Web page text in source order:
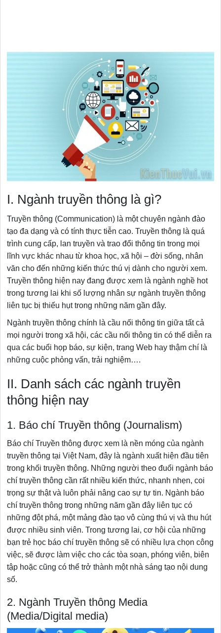
I. Ngành truyền thông là gì?
Truyền thông (Communication) là một chuyên ngành đào
tạo đa dạng và có tính thực tiễn cao. Truyền thông là quá
trình cung cấp, lan truyền và trao đổi thông tin trong mọi
lĩnh vực khác nhau từ khoa học, xã hội – đời sống, nhân
văn cho đến những kiến thức thú vị dành cho người xem.
Truyền thông hiện nay đang được xem là ngành nghề hot
trong tương lai khi số lượng nhân sự ngành truyền thông
liên tục bị thiếu hụt trong những năm gần đây.
Ngành truyền thông chính là cầu nối thông tin giữa tất cả
mọi người trong xã hội, các cầu nối thông tin có thể diễn ra
qua các buổi họp báo, sự kiện, trang Web hay thậm chí là
những cuộc phỏng vấn, trải nghiệm….
II. Danh sách các ngành truyền
thông hiện nay
1. Báo chí Truyền thông (Journalism)
Báo chí Truyền thông được xem là nền móng của ngành
truyền thông tại Việt Nam, đây là ngành xuất hiện đầu tiên
trong khối truyền thông. Những người theo đuổi ngành báo
chí truyền thông cần rất nhiều kiến thức, nhanh nhẹn, coi
trọng sự thật và luôn phải nâng cao sự tự tin. Ngành báo
chí truyền thông trong những năm gần đây liên tục có
những đột phá, một mảng đào tạo vô cùng thú vị và thu hút
được nhiều sinh viên. Trong tương lai, cơ hội của những
bạn trẻ học báo chí truyền thông sẽ có nhiều lựa chọn công
việc, sẽ được làm việc cho các tòa soạn, phóng viên, biên
tập hoặc cũng có thể trở thành một nhà sáng tạo nội dung
số.
2. Ngành Truyền thông Media
(Media/Digital media)